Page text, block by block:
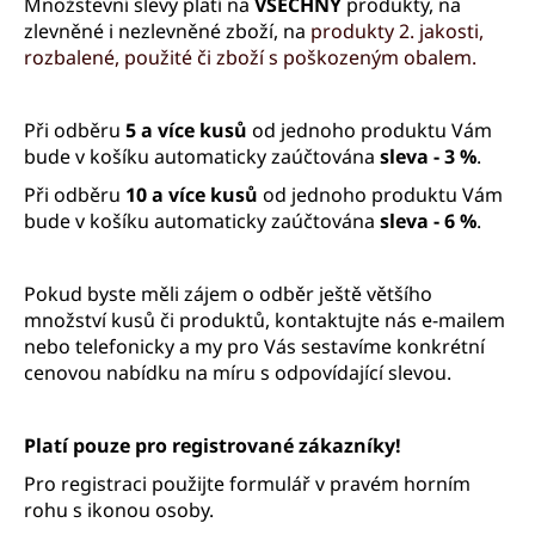
zlevněné i nezlevněné zboží, na produkty 2. jakosti,
rozbalené, použité či zboží s poškozeným obalem.
Při odběru 5 a více kusů od jednoho produktu Vám
bude v košíku automaticky zaúčtována sleva - 3 %.
Při odběru 10 a více kusů od jednoho produktu Vám
bude v košíku automaticky zaúčtována sleva - 6 %.
Pokud byste měli zájem o odběr ještě většího
množství kusů či produktů, kontaktujte nás e-mailem
nebo telefonicky a my pro Vás sestavíme konkrétní
cenovou nabídku na míru s odpovídající slevou.
Platí pouze pro registrované zákazníky!
Pro registraci použijte formulář v pravém horním
rohu s ikonou osoby.
a
j
t
?
D
p
o
r
u